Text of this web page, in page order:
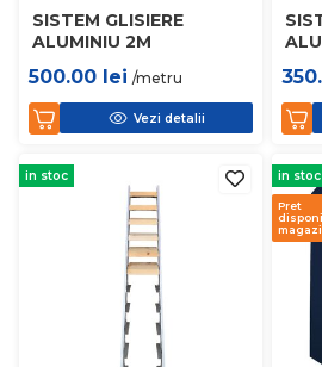
SISTEM GLISIERE
ALUMINIU 2M
500.00 lei /metru
Vezi detalii
in stoc in stoc
Pret